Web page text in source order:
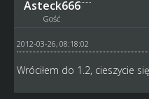
Asteck666
Gość
2012-03-26, 08:18:02
Wróciłem do 1.2, cieszycie